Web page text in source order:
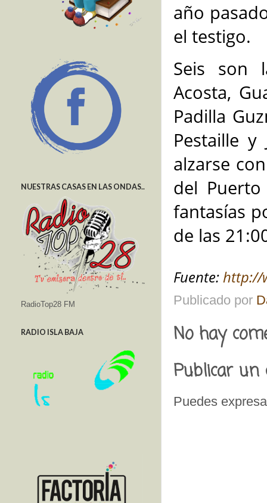
año
el testigo.
Seis son
Acosta,
Padilla
Pestaille
alzarse
del
fantasías
de las
Fuente:http://
Publicado por
No hay
Publicar
Puedes
NUESTRAS CASAS EN LAS ONDAS..
RadioTop28 FM
RADIO ISLA BAJA